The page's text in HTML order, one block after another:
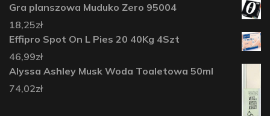
Gra planszowa Muduko Zero 95004
18,25zł
Effipro Spot On L Pies 20 40Kg 4Szt
46,99zł
Alyssa Ashley Musk Woda Toaletowa 50ml
74,02zł